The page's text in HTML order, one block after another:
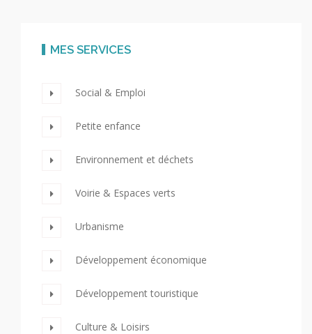
MES SERVICES
Social & Emploi
Petite enfance
Environnement et déchets
Voirie & Espaces verts
Urbanisme
Développement économique
Développement touristique
Culture & Loisirs